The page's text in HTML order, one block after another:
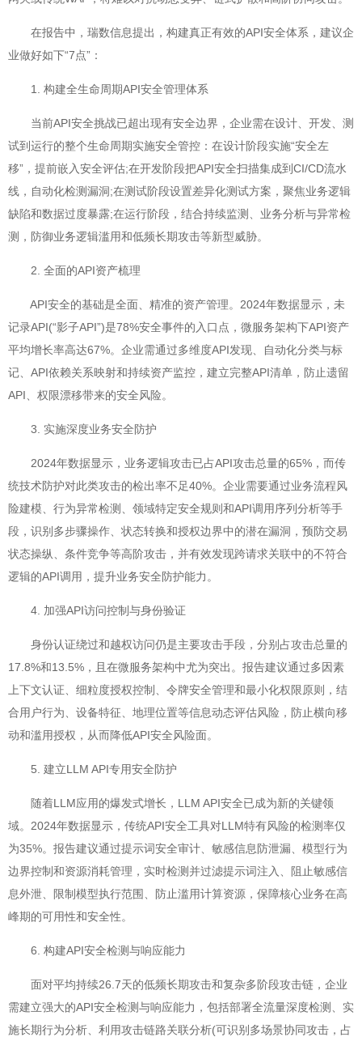
在报告中，瑞数信息提出，构建真正有效的API安全体系，建议企
业做好如下“7点”：
1. 构建全生命周期API安全管理体系
当前API安全挑战已超出现有安全边界，企业需在设计、开发、测
试到运行的整个生命周期实施安全管控：在设计阶段实施“安全左
移”，提前嵌入安全评估;在开发阶段把API安全扫描集成到CI/CD流水
线，自动化检测漏洞;在测试阶段设置差异化测试方案，聚焦业务逻辑
缺陷和数据过度暴露;在运行阶段，结合持续监测、业务分析与异常检
测，防御业务逻辑滥用和低频长期攻击等新型威胁。
2. 全面的API资产梳理
API安全的基础是全面、精准的资产管理。2024年数据显示，未
记录API(“影子API”)是78%安全事件的入口点，微服务架构下API资产
平均增长率高达67%。企业需通过多维度API发现、自动化分类与标
记、API依赖关系映射和持续资产监控，建立完整API清单，防止遗留
API、权限漂移带来的安全风险。
3. 实施深度业务安全防护
2024年数据显示，业务逻辑攻击已占API攻击总量的65%，而传
统技术防护对此类攻击的检出率不足40%。企业需要通过业务流程风
险建模、行为异常检测、领域特定安全规则和API调用序列分析等手
段，识别多步骤操作、状态转换和授权边界中的潜在漏洞，预防交易
状态操纵、条件竞争等高阶攻击，并有效发现跨请求关联中的不符合
逻辑的API调用，提升业务安全防护能力。
4. 加强API访问控制与身份验证
身份认证绕过和越权访问仍是主要攻击手段，分别占攻击总量的
17.8%和13.5%，且在微服务架构中尤为突出。报告建议通过多因素
上下文认证、细粒度授权控制、令牌安全管理和最小化权限原则，结
合用户行为、设备特征、地理位置等信息动态评估风险，防止横向移
动和滥用授权，从而降低API安全风险面。
5. 建立LLM API专用安全防护
随着LLM应用的爆发式增长，LLM API安全已成为新的关键领
域。2024年数据显示，传统API安全工具对LLM特有风险的检测率仅
为35%。报告建议通过提示词安全审计、敏感信息防泄漏、模型行为
边界控制和资源消耗管理，实时检测并过滤提示词注入、阻止敏感信
息外泄、限制模型执行范围、防止滥用计算资源，保障核心业务在高
峰期的可用性和安全性。
6. 构建API安全检测与响应能力
面对平均持续26.7天的低频长期攻击和复杂多阶段攻击链，企业
需建立强大的API安全检测与响应能力，包括部署全流量深度检测、实
施长期行为分析、利用攻击链路关联分析(可识别多场景协同攻击，占